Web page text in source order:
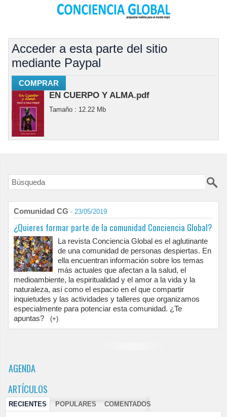
Acceder a esta parte del sitio
mediante Paypal
EN CUERPO Y ALMA.pdf
Tamaño : 12.22 Mb
Comunidad CG - 23/05/2019
¿Quieres formar parte de la comunidad Conciencia Global?
La revista Conciencia Global es el aglutinante
de una comunidad de personas despiertas. En
ella encuentran información sobre los temas
más actuales que afectan a la salud, el
medioambiente, la espiritualidad y el amor a la vida y la
naturaleza, así como el espacio en el que compartir
inquietudes y las actividades y talleres que organizamos
especialmente para potenciar esta comunidad. ¿Te
apuntas?
(+)
AGENDA
ARTÍCULOS
RECIENTES POPULARES COMENTADOS